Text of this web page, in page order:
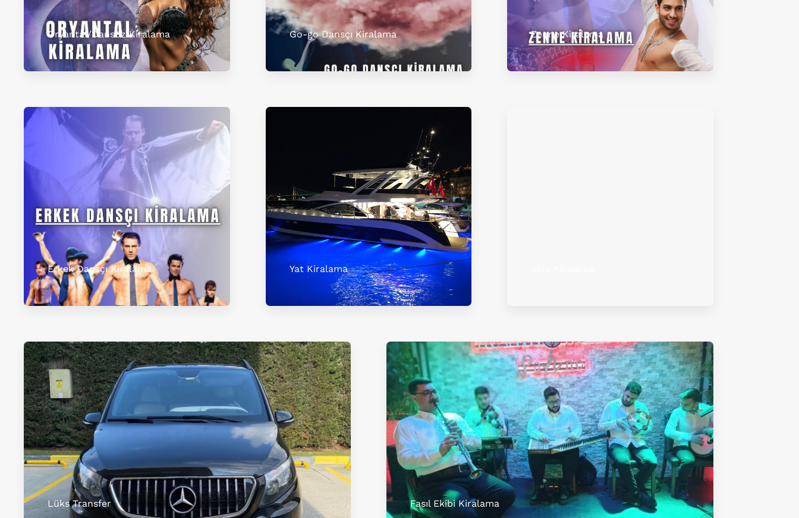
Oryantal/Dansöz Kiralama Go-go Dansçı Kiralama​ Zenne Kiralama
Erkek Dansçı Kiralama​ Yat Kiralama
Lüks Transfer Fasıl Ekibi Kiralama